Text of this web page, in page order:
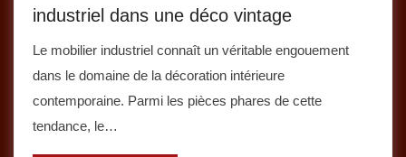
industriel dans une déco vintage
Le mobilier industriel connaît un véritable engouement
dans le domaine de la décoration intérieure
contemporaine. Parmi les pièces phares de cette
tendance, le…